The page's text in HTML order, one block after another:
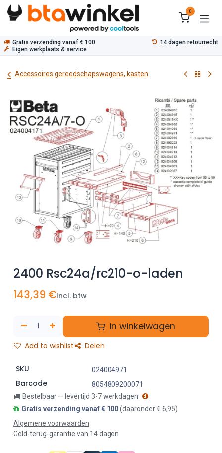
Overslaan naar inhoud
0
Gratis verzending vanaf € 100
14 dagen retourrecht
Eigen werkplaats & service
Accessoires gereedschapswagens, kasten
2400 Rsc24a/rc210-o-laden
143,39 €Incl. btw
In winkelwagen
Add to wishlist Delen
SKU 024004971
Barcode
8054809200071
Bestelbaar — levertijd 3-7 werkdagen
Gratis verzending vanaf € 100(daaronder € 6,95)
Algemene voorwaarden
Geld-terug-garantie van 14 dagen